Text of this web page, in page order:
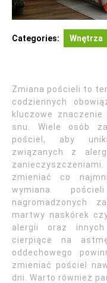
Categories: Wnętrza
Zmiana pościeli to
codziennych
kluczowe
snu. Wiele osób
pościel, aby
związanych z
zmieniać co
wymiana
nagromadzonych
martwy naskórek
alergii oraz innych
cierpiące na
oddechowego
zmieniać pościel
dni. Warto również